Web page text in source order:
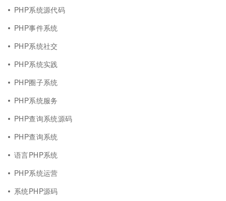
PHP系统源代码
PHP事件系统
PHP系统社交
PHP系统实践
PHP圈子系统
PHP系统服务
PHP查询系统源码
PHP查询系统
语言PHP系统
PHP系统运营
系统PHP源码